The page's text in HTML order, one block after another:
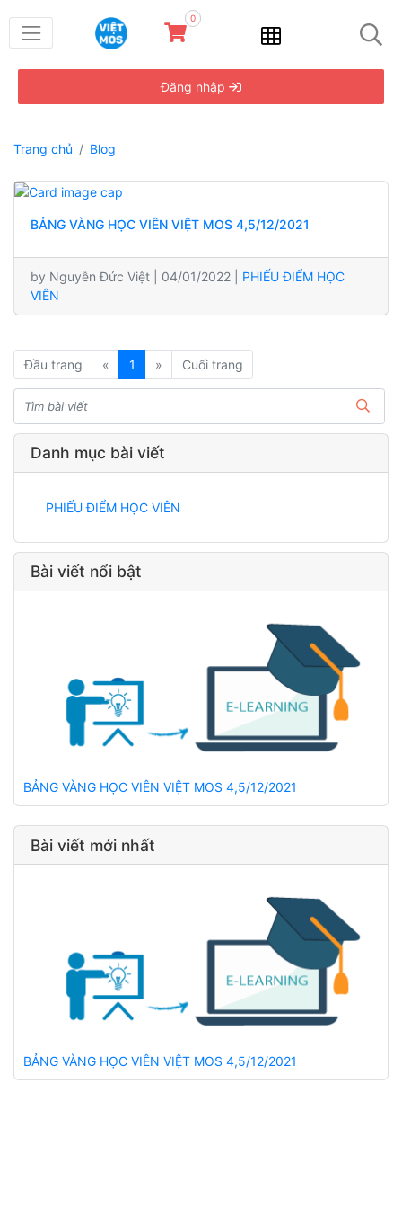
0
Đăng nhập
Trang chủ Blog
BẢNG VÀNG HỌC VIÊN VIỆT MOS 4,5/12/2021
by Nguyễn Đức Việt | 04/01/2022 | PHIẾU ĐIỂM HỌC
VIÊN
Đầu trang « 1 » Cuối trang
Danh mục bài viết
PHIẾU ĐIỂM HỌC VIÊN
Bài viết nổi bật
BẢNG VÀNG HỌC VIÊN VIỆT MOS 4,5/12/2021
Bài viết mới nhất
BẢNG VÀNG HỌC VIÊN VIỆT MOS 4,5/12/2021